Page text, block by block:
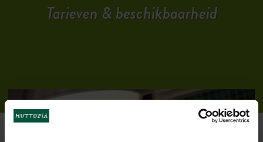
Tarieven & beschikbaarheid